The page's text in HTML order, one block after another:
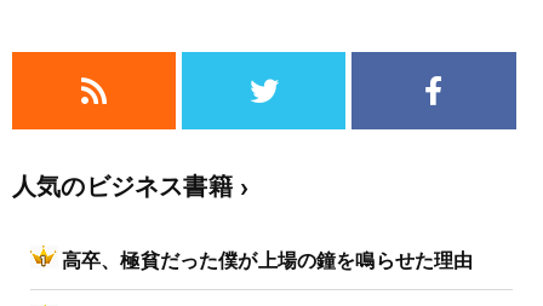
人気のビジネス書籍
高卒、極貧だった僕が上場の鐘を鳴らせた理由